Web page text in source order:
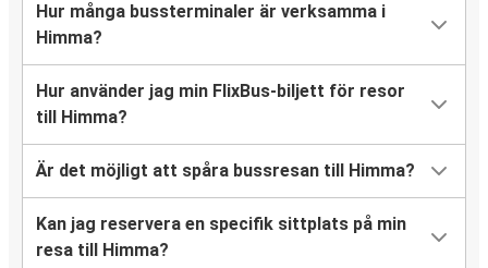
Hur många bussterminaler är verksamma i
Himma?
Hur använder jag min FlixBus-biljett för resor
till Himma?
Är det möjligt att spåra bussresan till Himma?
Kan jag reservera en specifik sittplats på min
resa till Himma?